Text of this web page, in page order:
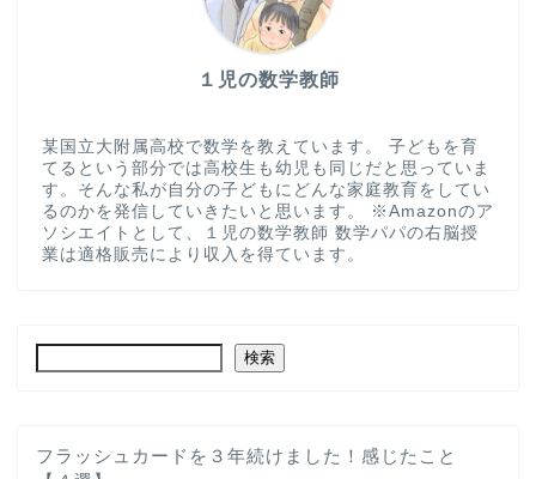
１児の数学教師
某国立大附属高校で数学を教えています。 子どもを育
てるという部分では高校生も幼児も同じだと思っていま
す。そんな私が自分の子どもにどんな家庭教育をしてい
るのかを発信していきたいと思います。 ※Amazonのア
ソシエイトとして、１児の数学教師 数学パパの右脳授
業は適格販売により収入を得ています。
検索
フラッシュカードを３年続けました！感じたこと